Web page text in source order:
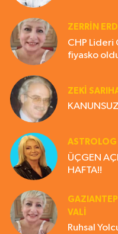
ZERRIN
CHP Lideri
fiyasko
ZEKI
ASTROLOG
ÜÇGEN
HAFTA!!
VALİ
Ruhsal